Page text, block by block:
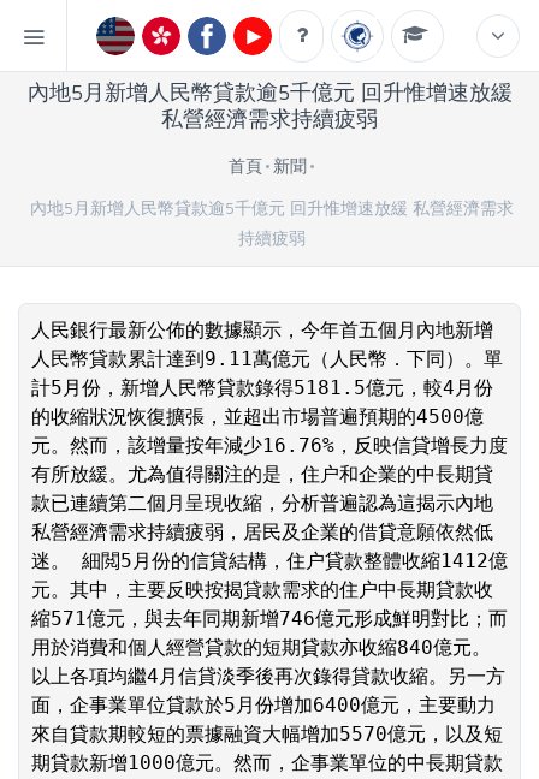
內地5月新增人民幣貸款逾5千億元 回升惟增速放緩
私營經濟需求持續疲弱
首頁 新聞
內地5月新增人民幣貸款逾5千億元 回升惟增速放緩 私營經濟需求
持續疲弱
人民銀行最新公佈的數據顯示，今年首五個月內地新增
人民幣貸款累計達到9.11萬億元（人民幣．下同）。單
計5月份，新增人民幣貸款錄得5181.5億元，較4月份
的收縮狀況恢復擴張，並超出市場普遍預期的4500億
元。然而，該增量按年減少16.76%，反映信貸增長力度
有所放緩。尤為值得關注的是，住户和企業的中長期貸
款已連續第二個月呈現收縮，分析普遍認為這揭示內地
私營經濟需求持續疲弱，居民及企業的借貸意願依然低
迷。 細閲5月份的信貸結構，住户貸款整體收縮1412億
元。其中，主要反映按揭貸款需求的住户中長期貸款收
縮571億元，與去年同期新增746億元形成鮮明對比；而
用於消費和個人經營貸款的短期貸款亦收縮840億元。
以上各項均繼4月信貸淡季後再次錄得貸款收縮。另一方
面，企事業單位貸款於5月份增加6400億元，主要動力
來自貸款期較短的票據融資大幅增加5570億元，以及短
期貸款新增1000億元。然而，企事業單位的中長期貸款